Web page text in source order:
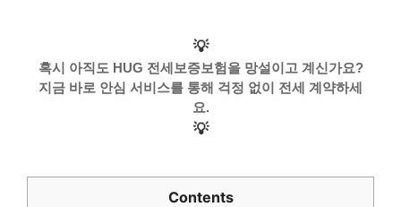
💡
혹시 아직도 HUG 전세보증보험을 망설이고 계신가요?
지금 바로 안심 서비스를 통해 걱정 없이 전세 계약하세
요.
💡
Contents